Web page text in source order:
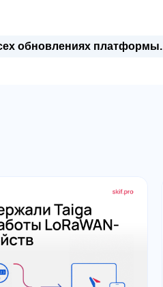
обновлениях платформы.